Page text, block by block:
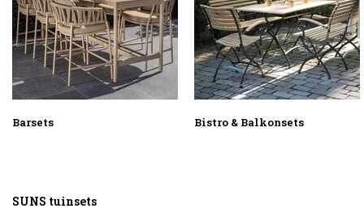
Barsets Bistro & Balkonsets
SUNS tuinsets